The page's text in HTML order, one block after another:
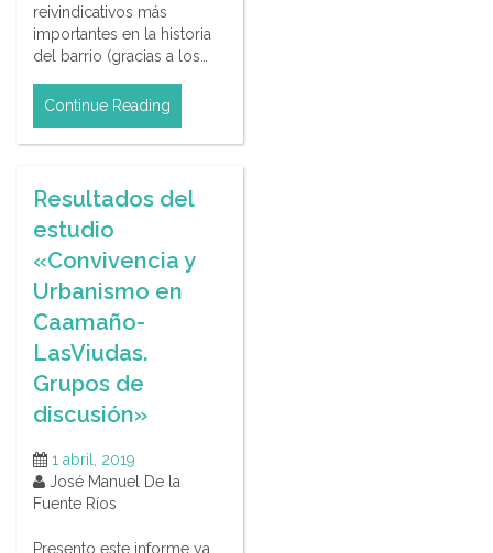
reivindicativos más
importantes en la historia
del barrio (gracias a los…
Continue Reading
Resultados del
estudio
«Convivencia y
Urbanismo en
Caamaño-
LasViudas.
Grupos de
discusión»
1 abril, 2019
José Manuel De la
Fuente Ríos
Presento este informe ya